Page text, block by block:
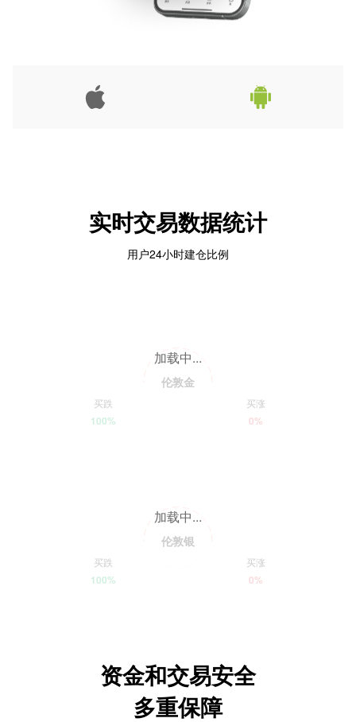
实时交易数据统计
用户24小时建仓比例
加载中...
伦敦金
买跌
100%
买涨
0%
加载中...
伦敦银
买跌
100%
买涨
0%
资金和交易安全
多重保障